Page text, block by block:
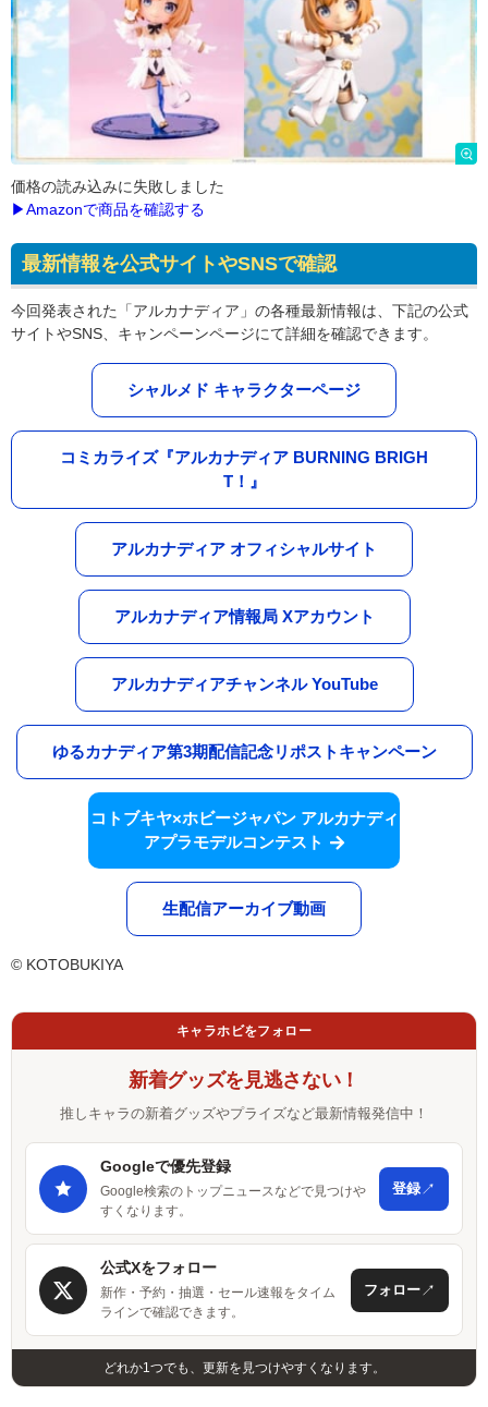
価格の読み込みに失敗しました
▶Amazonで商品を確認する
最新情報を公式サイトやSNSで確認
今回発表された「アルカナディア」の各種最新情報は、下記の公式
サイトやSNS、キャンペーンページにて詳細を確認できます。
シャルメド キャラクターページ
コミカライズ『アルカナディア BURNING BRIGH
T！』
アルカナディア オフィシャルサイト
アルカナディア情報局 Xアカウント
アルカナディアチャンネル YouTube
ゆるカナディア第3期配信記念リポストキャンペーン
コトブキヤ×ホビージャパン アルカナディ
アプラモデルコンテスト
生配信アーカイブ動画
© KOTOBUKIYA
キャラホビをフォロー
新着グッズを見逃さない！
推しキャラの新着グッズやプライズなど最新情報発信中！
Googleで優先登録
Google検索のトップニュースなどで見つけや
すくなります。
登録↗
公式Xをフォロー
新作・予約・抽選・セール速報をタイム
ラインで確認できます。
フォロー↗
どれか1つでも、更新を見つけやすくなります。